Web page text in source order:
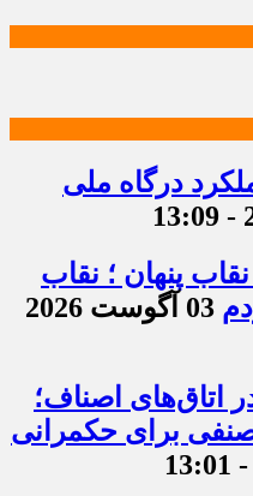
درگاه ملی
پنهان ؛ نقاب
03 آگوست 2026
اتاق‌های اصناف؛
صنفی برای حکمرانی